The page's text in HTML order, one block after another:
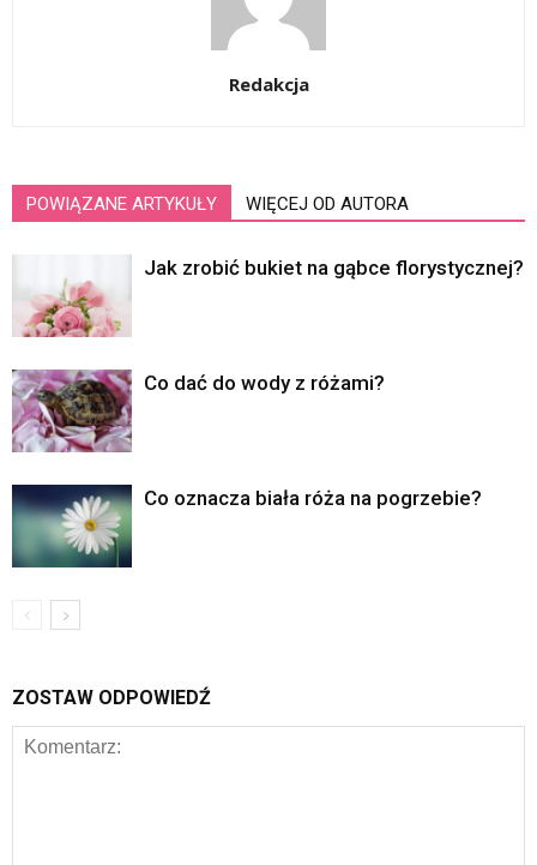
Redakcja
POWIĄZANE ARTYKUŁY WIĘCEJ OD AUTORA
Jak zrobić bukiet na gąbce florystycznej?
Co dać do wody z różami?
Co oznacza biała róża na pogrzebie?
ZOSTAW ODPOWIEDŹ